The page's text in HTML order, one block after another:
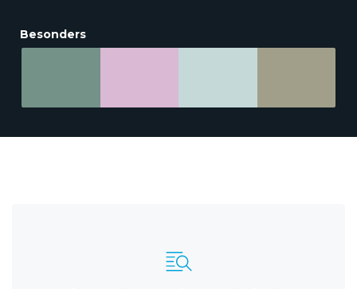
Besonders